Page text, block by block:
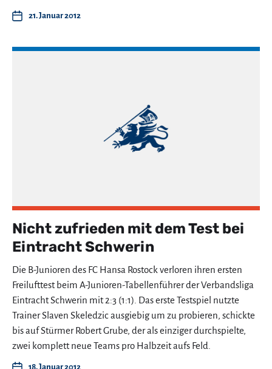
21. Januar 2012
Nicht zufrieden mit dem Test bei
Eintracht Schwerin
Die B-Junioren des FC Hansa Rostock verloren ihren ersten
Freilufttest beim A-Junioren-Tabellenführer der Verbandsliga
Eintracht Schwerin mit 2:3 (1:1). Das erste Testspiel nutzte
Trainer Slaven Skeledzic ausgiebig um zu probieren, schickte
bis auf Stürmer Robert Grube, der als einziger durchspielte,
zwei komplett neue Teams pro Halbzeit aufs Feld.
18. Januar 2012